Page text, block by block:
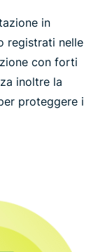
in
registrati nelle
con forti
inoltre la
proteggere i